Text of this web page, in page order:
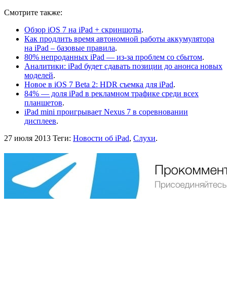
Смотрите также:
Обзор iOS 7 на iPad + скриншоты.
Как продлить время автономной работы аккумулятора
на iPad – базовые правила.
80% непроданных iPad — из-за проблем со сбытом.
Аналитики: iPad будет сдавать позиции до анонса новых
моделей.
Новое в iOS 7 Beta 2: HDR съемка для iPad.
84% — доля iPad в рекламном трафике среди всех
планшетов.
iPad mini проигрывает Nexus 7 в соревновании
дисплеев.
27 июля 2013 Теги: Новости об iPad, Слухи.